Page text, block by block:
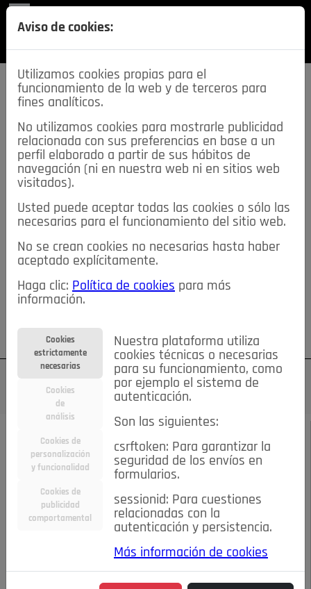
SECCIONES
descarga esta
REVISTA
≡NOTICIAS
NOTICIAS SERVICIOS DE INTERÉS
TABLÓN DE ANUNCIOS MIS ANUNCIOS CONTACTO
NOSOTROS
Su cuenta Regístrese ¿Olvidó su contraseña?
MAYO DE 2026 /
Escucha el audio de este artículo:
España, claro que es diferente
Aviso de cookies:
Utilizamos cookies propias para el
funcionamiento de la web y de terceros para
fines analíticos.
No utilizamos cookies para mostrarle publicidad
relacionada con sus preferencias en base a un
perfil elaborado a partir de sus hábitos de
navegación (ni en nuestra web ni en sitios web
visitados).
Usted puede aceptar todas las cookies o sólo las
necesarias para el funcionamiento del sitio web.
No se crean cookies no necesarias hasta haber
aceptado explícitamente.
Haga clic: Política de cookies para más
información.
Cookies
estrictamente
necesarias
Cookies
de
análisis
Cookies de
personalización
y funcionalidad
Cookies de
publicidad
comportamental
Nuestra plataforma utiliza
cookies técnicas o necesarias
para su funcionamiento, como
por ejemplo el sistema de
autenticación.
Son las siguientes:
csrftoken: Para garantizar la
seguridad de los envíos en
formularios.
sessionid: Para cuestiones
relacionadas con la
autenticación y persistencia.
Más información de cookies